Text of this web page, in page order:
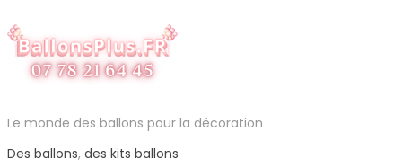
Le monde des ballons pour la décoration
Des ballons, des kits ballons